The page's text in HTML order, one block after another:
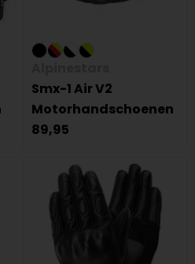
Smx-1 Air V2
Motorhandschoenen
89,95